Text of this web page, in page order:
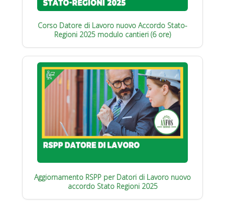
Corso Datore di Lavoro nuovo Accordo Stato-
Regioni 2025 modulo cantieri (6 ore)
Aggiornamento RSPP per Datori di Lavoro nuovo
accordo Stato Regioni 2025